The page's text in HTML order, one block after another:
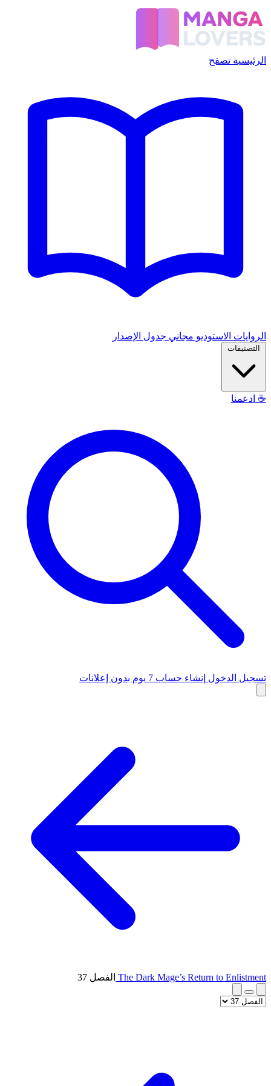
الرئيسية تصفح
الروايات الاستوديو مجاني جدول الإصدار
التصنيفات
☕ ادعمنا
تسجيل الدخول إنشاء حساب 7 يوم بدون إعلانات
The Dark Mage’s Return to Enlistment الفصل 37